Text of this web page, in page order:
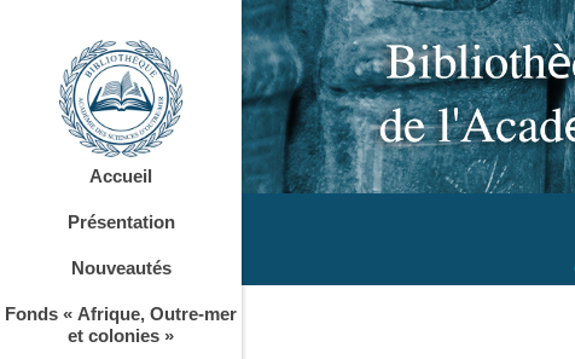
Accueil
Présentation
Nouveautés
Fonds « Afrique, Outre-mer
et colonies »